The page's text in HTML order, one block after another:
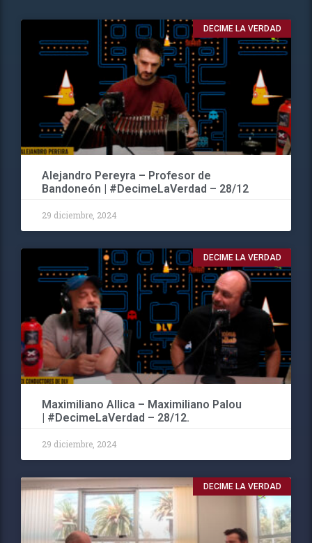
DECIME LA VERDAD
Alejandro Pereyra – Profesor de
Bandoneón | #DecimeLaVerdad – 28/12
29 diciembre, 2024
DECIME LA VERDAD
Maximiliano Allica – Maximiliano Palou
| #DecimeLaVerdad – 28/12.
29 diciembre, 2024
DECIME LA VERDAD